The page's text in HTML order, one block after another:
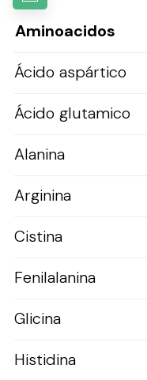
Aminoacidos
Ácido aspártico
Ácido glutamico
Alanina
Arginina
Cistina
Fenilalanina
Glicina
Histidina